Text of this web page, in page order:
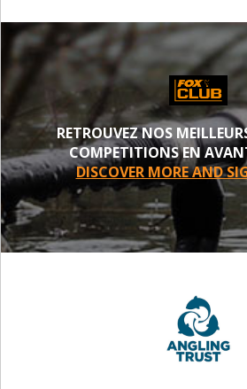
RETROUVEZ NOS
COMPETITIONS EN
DISCOVER MORE AND